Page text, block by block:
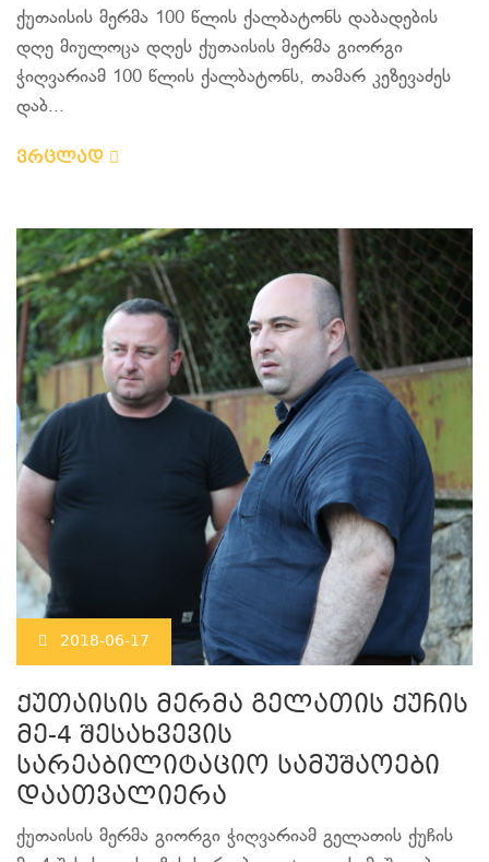
ქუთაისის მერმა 100 წლის ქალბატონს დაბადების
დღე მიულოცა დღეს ქუთაისის მერმა გიორგი
ჭიღვარიამ 100 წლის ქალბატონს, თამარ კეზევაძეს
დაბ...
ვრცლად
2018-06-17
ქუთაისის მერმა გელათის ქუჩის
მე-4 შესახვევის
სარეაბილიტაციო სამუშაოები
დაათვალიერა
ქუთაისის მერმა გიორგი ჭიღვარიამ გელათის ქუჩის